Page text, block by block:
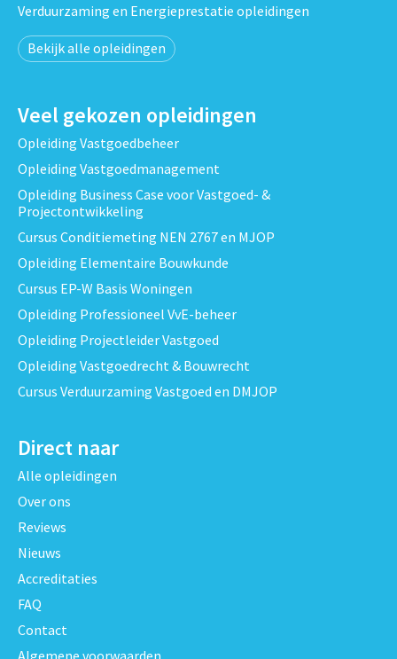
Verduurzaming en Energieprestatie opleidingen
Bekijk alle opleidingen
Veel gekozen opleidingen
Opleiding Vastgoedbeheer
Opleiding Vastgoedmanagement
Opleiding Business Case voor Vastgoed- &
Projectontwikkeling
Cursus Conditiemeting NEN 2767 en MJOP
Opleiding Elementaire Bouwkunde
Cursus EP-W Basis Woningen
Opleiding Professioneel VvE-beheer
Opleiding Projectleider Vastgoed
Opleiding Vastgoedrecht & Bouwrecht
Cursus Verduurzaming Vastgoed en DMJOP
Direct naar
Alle opleidingen
Over ons
Reviews
Nieuws
Accreditaties
FAQ
Contact
Algemene voorwaarden